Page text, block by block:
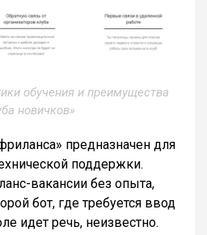
обучения и преимущества
новичков»
предназначен для
поддержки.
вакансии без опыта,
бот, где требуется ввод
идет речь, неизвестно.